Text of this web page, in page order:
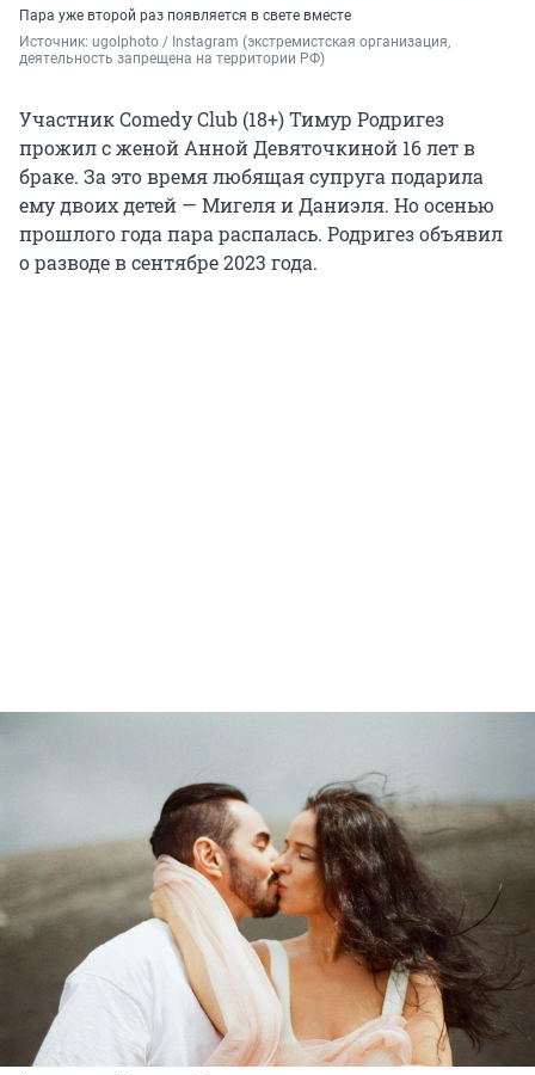
Пара уже второй раз появляется в свете вместе
Источник: ugolphoto / Instagram (экстремистская организация,
деятельность запрещена на территории РФ)
Участник Comedy Club (18+) Тимур Родригез
прожил с женой Анной Девяточкиной 16 лет в
браке. За это время любящая супруга подарила
ему двоих детей — Мигеля и Даниэля. Но осенью
прошлого года пара распалась. Родригез объявил
о разводе в сентябре 2023 года.